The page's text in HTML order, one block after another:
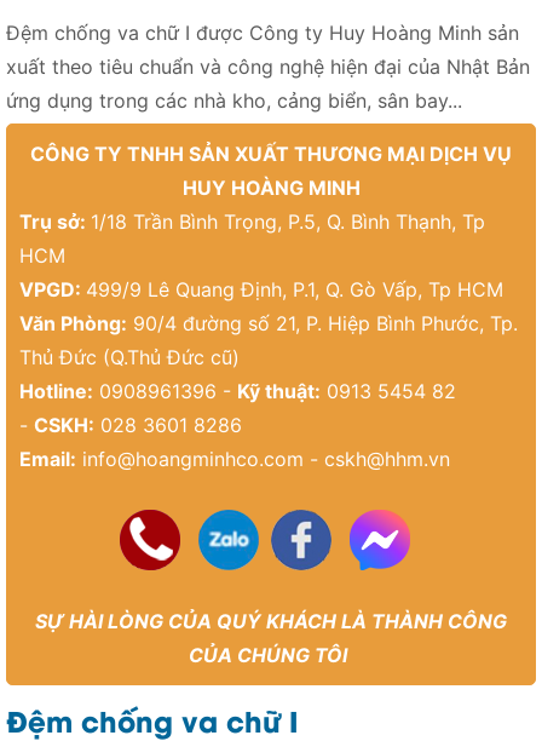
Đệm chống va chữ I được Công ty Huy Hoàng Minh sản
xuất theo tiêu chuẩn và công nghệ hiện đại của Nhật Bản
ứng dụng trong các nhà kho, cảng biển, sân bay...
CÔNG TY TNHH SẢN XUẤT THƯƠNG MẠI DỊCH VỤ
HUY HOÀNG MINH
Trụ sở: 1/18 Trần Bình Trọng, P.5, Q. Bình Thạnh, Tp
HCM
VPGD: 499/9 Lê Quang Định, P.1, Q. Gò Vấp, Tp HCM
Văn Phòng: 90/4 đường số 21, P. Hiệp Bình Phước, Tp.
Thủ Đức (Q.Thủ Đức cũ)
Hotline: 0908961396 - Kỹ thuật: 0913 5454 82
- CSKH: 028 3601 8286
Email: info@hoangminhco.com - cskh@hhm.vn
SỰ HÀI LÒNG CỦA QUÝ KHÁCH LÀ THÀNH CÔNG
CỦA CHÚNG TÔI
Đệm chống va chữ I